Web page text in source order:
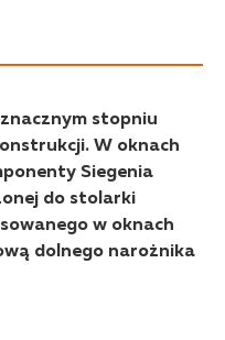
stopniu
W oknach
Siegenia
do stolarki
w oknach
dolnego narożnika